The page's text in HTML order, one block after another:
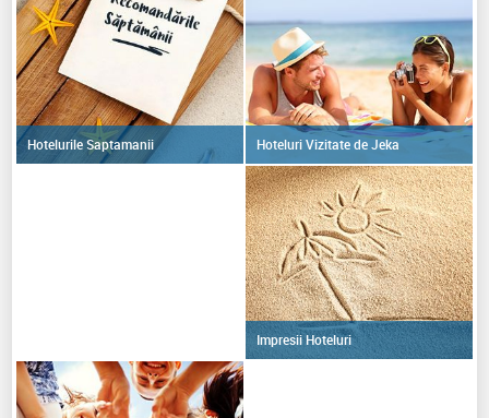
Hotelurile Saptamanii Hoteluri Vizitate de Jeka
Impresii Hoteluri